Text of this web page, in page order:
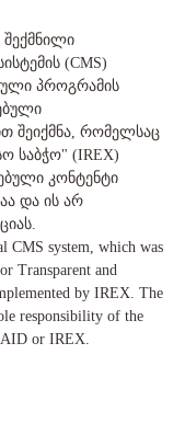
(CMS)
პროგრამის
შეიქმნა, რომელსაც
საბჭო" (IREX)
კონტენტი
და ის არ
CMS system, which was
Transparent and
by IREX. The
responsibility of the
or IREX.